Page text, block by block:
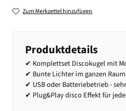
Zum Merkzettel hinzufügen
Produktdetails
✔ Komplettset Discokugel mit
✔ Bunte Lichter im ganzen Raum
✔ USB oder Batteriebetrieb -
✔ Plug&Play disco Effekt für